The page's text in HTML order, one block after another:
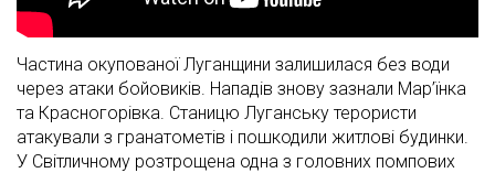
Частина окупованої Луганщини залишилася без води
через атаки бойовиків. Нападів знову зазнали Мар’їнка
та Красногорівка. Станицю Луганську терористи
атакували з гранатометів і пошкодили житлові будинки.
У Світличному розтрощена одна з головних помпових